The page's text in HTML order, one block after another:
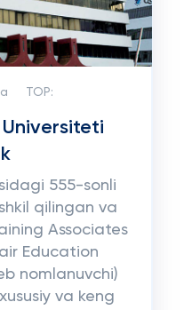
TOP:
555-sonli
qilingan va
Associates
Education
nomlanuvchi)
va keng